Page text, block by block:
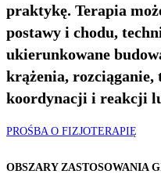
praktykę. Terapia
postawy i chodu,
ukierunkowane
krążenia,
koordynacji i reakcji
PROŚBA O FIZJOTERAPIĘ
OBSZARY ZASTOSOWANIA